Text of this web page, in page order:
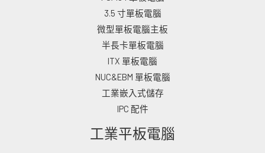
3.5 寸單板電腦
微型單板電腦主板
半長卡單板電腦
ITX 單板電腦
NUC&EBM 單板電腦
工業嵌入式儲存
IPC 配件
工業平板電腦